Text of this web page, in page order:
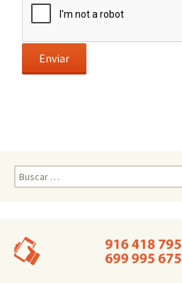
Buscar: